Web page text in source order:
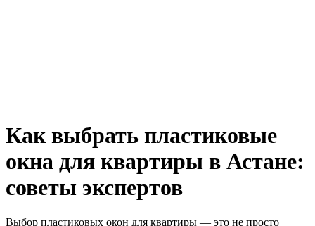
Как выбрать пластиковые
окна для квартиры в Астане:
советы экспертов
Выбор пластиковых окон для квартиры — это не просто